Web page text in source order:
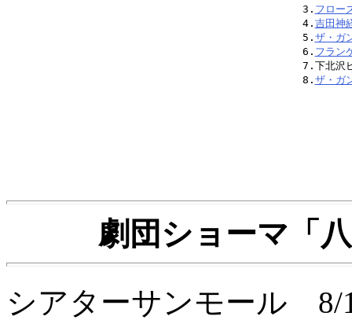
3. フロー
4. 吉田神
5. ザ・ガ
6. フラン
7.下北沢
8. ザ・ガ
劇団ショーマ「
シアターサンモール 8/